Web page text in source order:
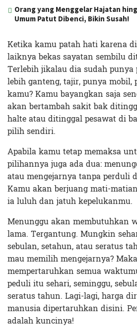
Orang yang Menggelar Hajatan
Umum Patut Dibenci, Bikin Susah!
Ketika kamu patah hati karena
laiknya bekas sayatan sembilu
Terlebih jikalau dia sudah
lebih ganteng, tajir, punya
kamu? Kamu bayangkan saja
akan bertambah sakit bak
halte atau ditinggal pesawat di
pilih sendiri.
Apabila kamu tetap memaksa
pilihannya juga ada dua:
atau mengejarnya tanpa perduli
Kamu akan berjuang mati-
ia luluh dan jatuh kepelukanmu.
Menunggu akan membutuhkan
lama. Tergantung. Mungkin
sebulan, setahun, atau seratus
mau memilih mengejarnya?
mempertaruhkan semua
peduli itu sehari, seminggu,
seratus tahun. Lagi-lagi, harga
manusia dipertaruhkan disini.
adalah kuncinya!